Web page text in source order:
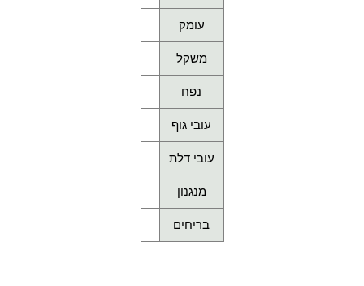
עומק
משקל
נפח
עובי גוף
עובי דלת
מנגנון
בריחים